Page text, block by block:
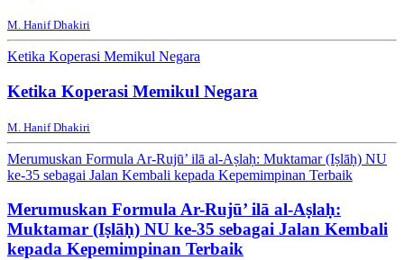
M. Hanif Dhakiri
Ketika Koperasi Memikul Negara
Ketika Koperasi Memikul Negara
M. Hanif Dhakiri
Merumuskan Formula Ar-Rujū’ ilā al-Aṣlaḥ: Muktamar (Iṣlāḥ) NU
ke-35 sebagai Jalan Kembali kepada Kepemimpinan Terbaik
Merumuskan Formula Ar-Rujū’ ilā al-Aṣlaḥ:
Muktamar (Iṣlāḥ) NU ke-35 sebagai Jalan Kembali
kepada Kepemimpinan Terbaik